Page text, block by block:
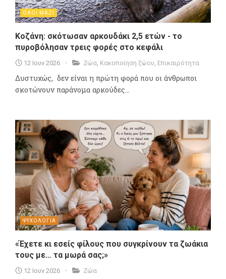
ΟΛΟΙ ΜΑΖΙ
Κοζάνη: σκότωσαν αρκουδάκι 2,5 ετών - το
πυροβόλησαν τρεις φορές στο κεφάλι
12 Ιουν 2026 Ζώα, Κακοποίηση ζώου, Επικαιρότητα
Δυστυχώς, δεν είναι η πρώτη φορά που οι άνθρωποι
σκοτώνουν παράνομα αρκούδες...
ΨΥΧΟΛΟΓΙΑ
«Έχετε κι εσείς φίλους που συγκρίνουν τα ζωάκια
τους με… τα μωρά σας;»
12 Ιουν 2026 Ζώα